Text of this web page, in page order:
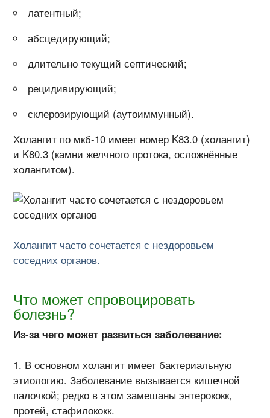
латентный;
абсцедирующий;
длительно текущий септический;
рецидивирующий;
склерозирующий (аутоиммунный).
Холангит по мкб-10 имеет номер K83.0 (холангит)
и K80.3 (камни желчного протока, осложнённые
холангитом).
Холангит часто сочетается с нездоровьем
соседних органов.
Что может спровоцировать
болезнь?
Из-за чего может развиться заболевание:
В основном холангит имеет бактериальную
этиологию. Заболевание вызывается кишечной
палочкой; редко в этом замешаны энтерококк,
протей, стафилококк.